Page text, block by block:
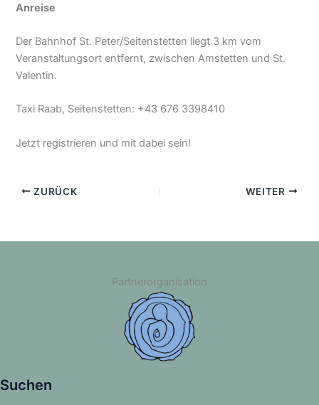
Anreise
Der Bahnhof St. Peter/Seitenstetten liegt 3 km vom
Veranstaltungsort entfernt, zwischen Amstetten und St.
Valentin.
Taxi Raab, Seitenstetten: +43 676 3398410
Jetzt registrieren und mit dabei sein!
ZURÜCK WEITER
Partnerorganisation
Suchen